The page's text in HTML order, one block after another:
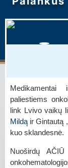
paliestiems
link Lvivo vaikų
Mildą ir Gintautą
kuo sklandesnė.
Nuoširdų